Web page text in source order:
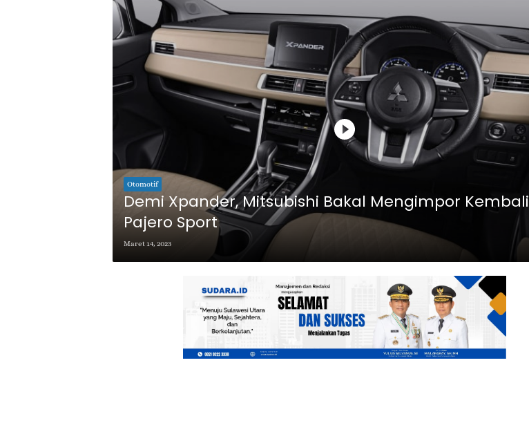
Otomotif
Demi Xpander, Mitsubishi Bakal Mengimpor Kembali
Pajero Sport
Maret 14, 2023